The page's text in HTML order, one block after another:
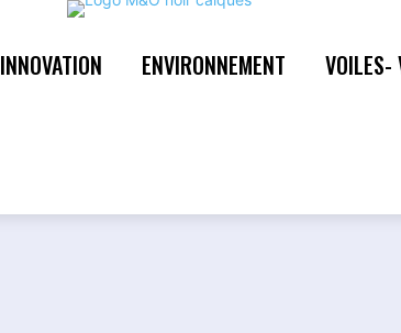
INNOVATION ENVIRONNEMENT VOILES-